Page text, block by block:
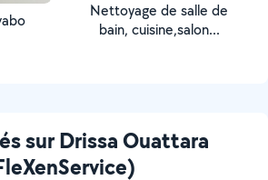
Nettoyage de salle de
bain, cuisine,salon...
sur Drissa Ouattara